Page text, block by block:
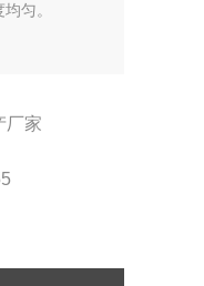
匀。
厂家